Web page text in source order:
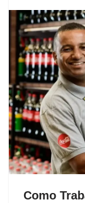
Como